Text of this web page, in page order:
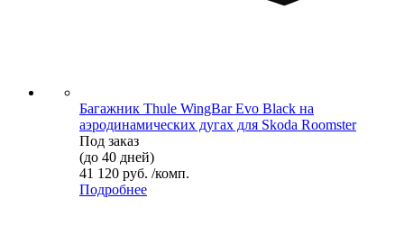
Багажник Thule WingBar Evo Black на
аэродинамических дугах для Skoda Roomster
Под заказ
(до 40 дней)
41 120 руб. /комп.
Подробнее